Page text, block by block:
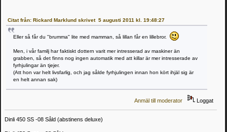
Citat från: Rickard Marklund skrivet 5 augusti 2011 kl. 19:48:27
Eller så får du "brumma" lite med mamman, så lillan får en lillebror.
Men, i vår familj har faktiskt dottern varit mer intresserad av maskiner än
grabben, så det finns nog ingen automatik med att killar är mer intresserade av
fyrhjulingar än tjejer.
(Att hon var helt livsfarlig, och jag sålde fyrhjulingen innan hon kört ihjäl sig är
en helt annan sak)
Anmäl till moderator Loggat
Dinli 450 SS -08 Såld (abstinens deluxe)